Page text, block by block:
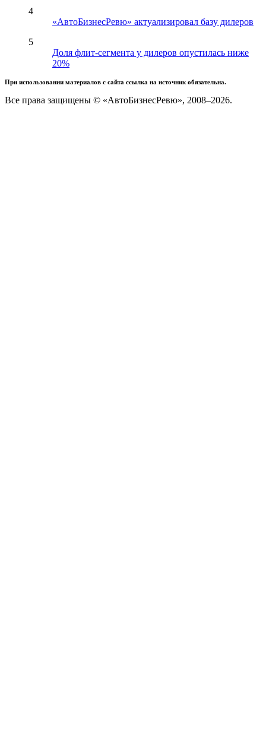
4
«АвтоБизнесРевю» актуализировал базу дилеров
5
Доля флит-сегмента у дилеров опустилась ниже
20%
При использовании материалов с сайта ссылка на источник обязательна.
Все права защищены © «АвтоБизнесРевю», 2008–2026.